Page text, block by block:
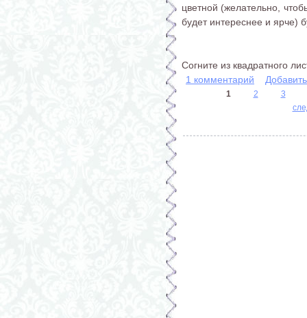
цветной (желательно,
будет интереснее и ярче)
Согните из квадратного
1 комментарий
1 2
3